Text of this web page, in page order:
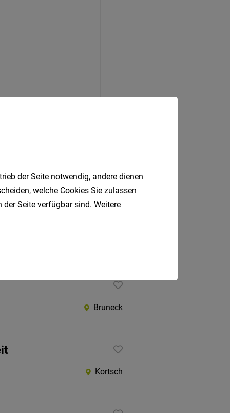
Bruneck
Kortsch
der Seite notwendig, andere dienen
welche Cookies Sie zulassen
Seite verfügbar sind. Weitere